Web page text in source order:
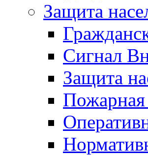
Защита
Сигнал
Защита
Пожарная